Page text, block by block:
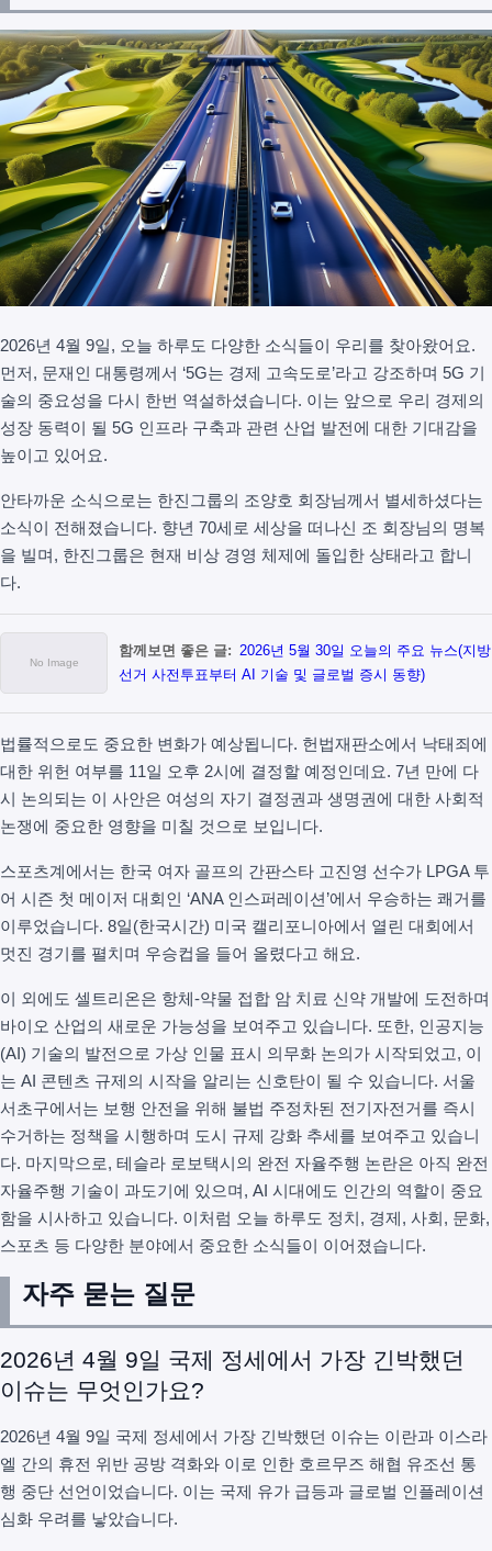
2026년 4월 9일, 오늘 하루도 다양한 소식들이 우리를 찾아왔어요.
먼저, 문재인 대통령께서 ‘5G는 경제 고속도로’라고 강조하며 5G 기
술의 중요성을 다시 한번 역설하셨습니다. 이는 앞으로 우리 경제의
성장 동력이 될 5G 인프라 구축과 관련 산업 발전에 대한 기대감을
높이고 있어요.
안타까운 소식으로는 한진그룹의 조양호 회장님께서 별세하셨다는
소식이 전해졌습니다. 향년 70세로 세상을 떠나신 조 회장님의 명복
을 빌며, 한진그룹은 현재 비상 경영 체제에 돌입한 상태라고 합니
다.
함께보면 좋은 글: 2026년 5월 30일 오늘의 주요 뉴스(지방
선거 사전투표부터 AI 기술 및 글로벌 증시 동향)
법률적으로도 중요한 변화가 예상됩니다. 헌법재판소에서 낙태죄에
대한 위헌 여부를 11일 오후 2시에 결정할 예정인데요. 7년 만에 다
시 논의되는 이 사안은 여성의 자기 결정권과 생명권에 대한 사회적
논쟁에 중요한 영향을 미칠 것으로 보입니다.
스포츠계에서는 한국 여자 골프의 간판스타 고진영 선수가 LPGA 투
어 시즌 첫 메이저 대회인 ‘ANA 인스퍼레이션’에서 우승하는 쾌거를
이루었습니다. 8일(한국시간) 미국 캘리포니아에서 열린 대회에서
멋진 경기를 펼치며 우승컵을 들어 올렸다고 해요.
이 외에도 셀트리온은 항체-약물 접합 암 치료 신약 개발에 도전하며
바이오 산업의 새로운 가능성을 보여주고 있습니다. 또한, 인공지능
(AI) 기술의 발전으로 가상 인물 표시 의무화 논의가 시작되었고, 이
는 AI 콘텐츠 규제의 시작을 알리는 신호탄이 될 수 있습니다. 서울
서초구에서는 보행 안전을 위해 불법 주정차된 전기자전거를 즉시
수거하는 정책을 시행하며 도시 규제 강화 추세를 보여주고 있습니
다. 마지막으로, 테슬라 로보택시의 완전 자율주행 논란은 아직 완전
자율주행 기술이 과도기에 있으며, AI 시대에도 인간의 역할이 중요
함을 시사하고 있습니다. 이처럼 오늘 하루도 정치, 경제, 사회, 문화,
스포츠 등 다양한 분야에서 중요한 소식들이 이어졌습니다.
자주 묻는 질문
2026년 4월 9일 국제 정세에서 가장 긴박했던
이슈는 무엇인가요?
2026년 4월 9일 국제 정세에서 가장 긴박했던 이슈는 이란과 이스라
엘 간의 휴전 위반 공방 격화와 이로 인한 호르무즈 해협 유조선 통
행 중단 선언이었습니다. 이는 국제 유가 급등과 글로벌 인플레이션
심화 우려를 낳았습니다.